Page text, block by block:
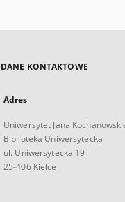
DANE KONTAKTOWE
Adres
Uniwersytet Jana
Biblioteka Uniwersytecka
ul. Uniwersytecka 19
25-406 Kielce